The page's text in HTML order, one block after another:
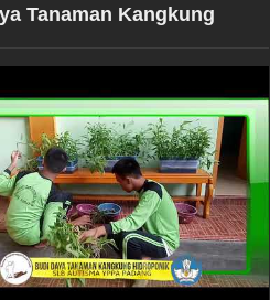
Tanaman Kangkung